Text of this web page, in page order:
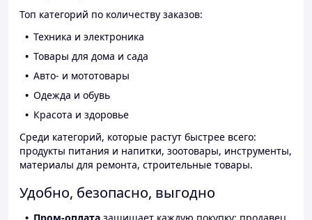
Топ категорий по количеству заказов:
Техника и электроника
Товары для дома и сада
Авто- и мототовары
Одежда и обувь
Красота и здоровье
Среди категорий, которые растут быстрее всего:
продукты питания и напитки, зоотовары, инструменты,
материалы для ремонта, строительные товары.
Удобно, безопасно, выгодно